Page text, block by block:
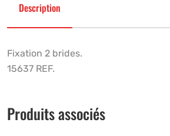
Description
Fixation 2 brides.
15637 REF.
Produits associés